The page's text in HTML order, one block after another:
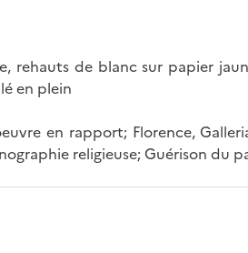
rehauts de blanc sur papier
en plein
en rapport; Florence,
religieuse; Guérison du